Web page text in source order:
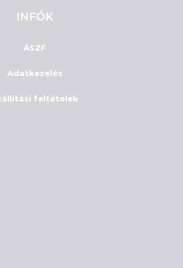
INFÓK
ÁSZF
Adatkezelés
feltételek